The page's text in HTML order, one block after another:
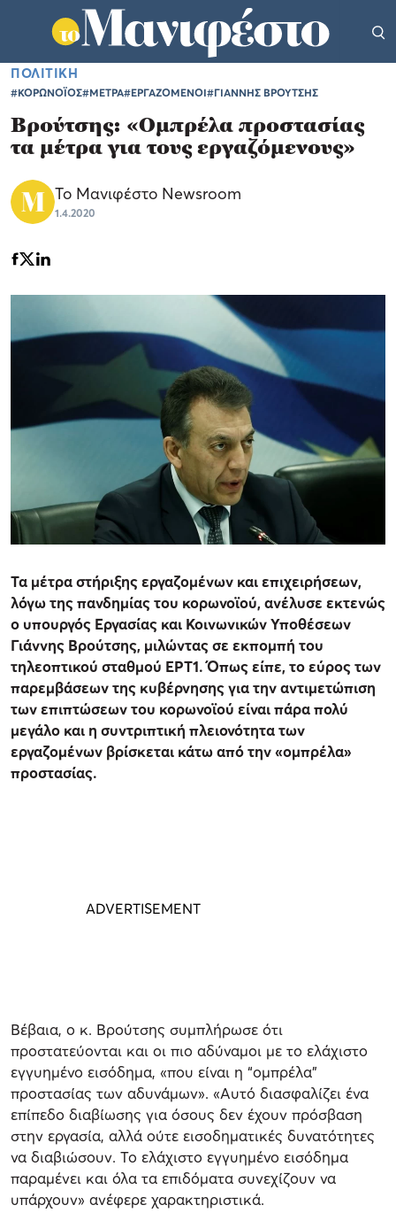
ΠΟΛΙΤΙΚΗ
#ΚΟΡΩΝΟΪΟΣ#ΜΕΤΡΑ#ΕΡΓΑΖΟΜΕΝΟΙ#ΓΙΑΝΝΗΣ ΒΡΟΥΤΣΗΣ
Βρούτσης: «Ομπρέλα προστασίας
τα μέτρα για τους εργαζόμενους»
Το Μανιφέστο Newsroom
1.4.2020
Τα μέτρα στήριξης εργαζομένων και επιχειρήσεων,
λόγω της πανδημίας του κορωνοϊού, ανέλυσε εκτενώς
ο υπουργός Εργασίας και Κοινωνικών Υποθέσεων
Γιάννης Βρούτσης, μιλώντας σε εκπομπή του
τηλεοπτικού σταθμού ΕΡΤ1. Όπως είπε, το εύρος των
παρεμβάσεων της κυβέρνησης για την αντιμετώπιση
των επιπτώσεων του κορωνοϊού είναι πάρα πολύ
μεγάλο και η συντριπτική πλειονότητα των
εργαζομένων βρίσκεται κάτω από την «ομπρέλα»
προστασίας.
Βέβαια, ο κ. Βρούτσης συμπλήρωσε ότι
προστατεύονται και οι πιο αδύναμοι με το ελάχιστο
εγγυημένο εισόδημα, «που είναι η “ομπρέλα”
προστασίας των αδυνάμων». «Αυτό διασφαλίζει ένα
επίπεδο διαβίωσης για όσους δεν έχουν πρόσβαση
στην εργασία, αλλά ούτε εισοδηματικές δυνατότητες
να διαβιώσουν. Το ελάχιστο εγγυημένο εισόδημα
παραμένει και όλα τα επιδόματα συνεχίζουν να
υπάρχουν» ανέφερε χαρακτηριστικά.